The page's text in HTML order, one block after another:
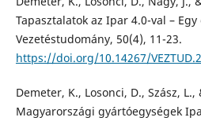
Tapasztalatok az Ipar 4.0-val –
Vezetéstudomány, 50(4), 11-23.
https://doi.org/10.14267/
Demeter, K., Losonci, D., Szász, L.,
Magyarországi gyártóegységek